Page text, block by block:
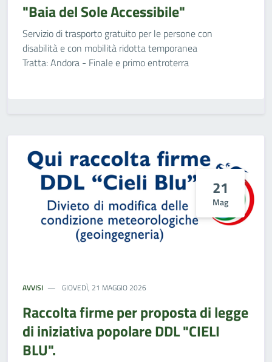
"Baia del Sole Accessibile"
Servizio di trasporto gratuito per le persone con
disabilità e con mobilità ridotta temporanea
Tratta: Andora - Finale e primo entroterra
21
Mag
AVVISI GIOVEDÌ, 21 MAGGIO 2026
Raccolta firme per proposta di legge
di iniziativa popolare DDL "CIELI
BLU".